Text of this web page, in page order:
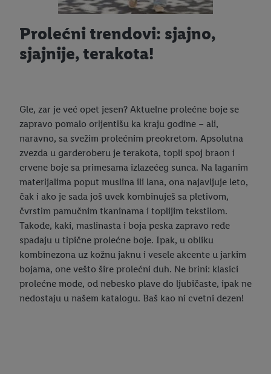
Prolećni trendovi: sjajno,
sjajnije, terakota!
Gle, zar je već opet jesen? Aktuelne prolećne boje se
zapravo pomalo orijentišu ka kraju godine – ali,
naravno, sa svežim prolećnim preokretom. Apsolutna
zvezda u garderoberu je terakota, topli spoj braon i
crvene boje sa primesama izlazećeg sunca. Na laganim
materijalima poput muslina ili lana, ona najavljuje leto,
čak i ako je sada još uvek kombinuješ sa pletivom,
čvrstim pamučnim tkaninama i toplijim tekstilom.
Takođe, kaki, maslinasta i boja peska zapravo ređe
spadaju u tipične prolećne boje. Ipak, u obliku
kombinezona uz kožnu jaknu i vesele akcente u jarkim
bojama, one vešto šire prolećni duh. Ne brini: klasici
prolećne mode, od nebesko plave do ljubičaste, ipak ne
nedostaju u našem katalogu. Baš kao ni cvetni dezen!